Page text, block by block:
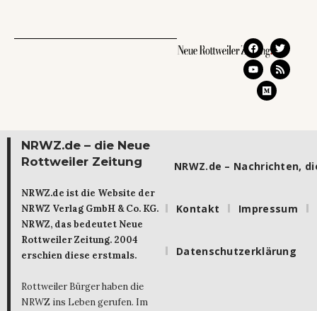
NRWZ.de – die Neue
Rottweiler Zeitung
NRWZ.de ist die Website der
NRWZ Verlag GmbH & Co. KG.
NRWZ, das bedeutet Neue
Rottweiler Zeitung. 2004
erschien diese erstmals.
Rottweiler Bürger haben die
NRWZ ins Leben gerufen. Im
NRWZ.de – Nachrichten,
Kontakt Impressum
Datenschutzerklärung